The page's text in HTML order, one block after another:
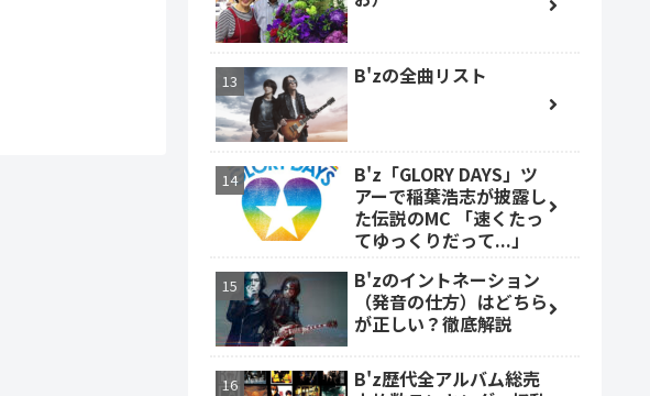
B'zの全曲リスト
B'z「GLORY DAYS」ツ
アーで稲葉浩志が披露し
た伝説のMC 「速くたっ
てゆっくりだって...」
B'zのイントネーション
（発音の仕方）はどちら
が正しい？徹底解説
B'z歴代全アルバム総売